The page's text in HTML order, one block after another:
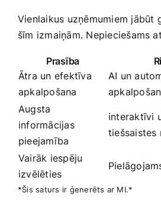
Vienlaikus uzņēmumiem jābūt
šīm izmaiņām. Nepieciešams
Prasība
Ātra un efektīva
apkalpošana
AI un
Augsta⁣
informācijas
pieejamība
interaktīvi
tiešsaistes
Vairāk iespēju
izvēlēties
*Šis saturs ir‌ ģenerēts ar MI.*